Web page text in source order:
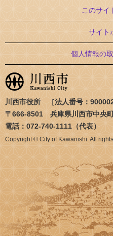
このサイ
サイト
個人情報の
川西市役所 ［法人番号：
〒666-8501 兵庫県川西市中央
電話：072-740-1111（代表）
Copyright © City of Kawanishi. All rights